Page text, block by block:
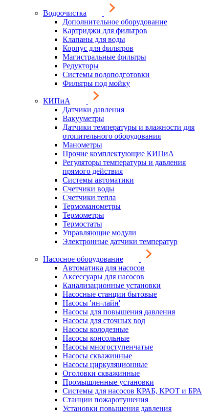
Водоочистка
Дополнительное оборудование
Картриджи для фильтров
Клапаны для воды
Корпус для фильтров
Магистральные фильтры
Редукторы
Системы водоподготовки
Фильтры под мойку
КИПиА
Датчики давления
Вакууметры
Датчики температуры и влажности для
отопительного оборудования
Манометры
Прочие комплектующие КИПиА
Регуляторы температуры и давления
прямого действия
Системы автоматики
Счетчики воды
Счетчики тепла
Термоманометры
Термометры
Термостаты
Управляющие модули
Электронные датчики температур
Насосное оборудование
Автоматика для насосов
Аксессуары для насосов
Канализационные установки
Насосные станции бытовые
Насосы 'ин-лайн'
Насосы для повышения давления
Насосы для сточных вод
Насосы колодезные
Насосы консольные
Насосы многоступенчатые
Насосы скважинные
Насосы циркуляционные
Оголовки скважинные
Промышленные установки
Системы для насосов КРАБ, КРОТ и БРА
Станции пожаротушения
Установки повышения давления